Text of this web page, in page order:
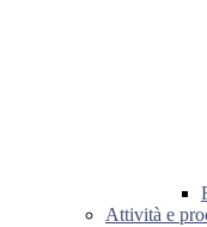
Attività e